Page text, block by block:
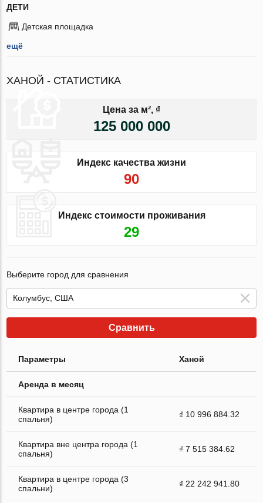
ДЕТИ
Детская площадка
ещё
ХАНОЙ - СТАТИСТИКА
Цена за м², ₫
125 000 000
Индекс качества жизни
90
Индекс стоимости проживания
29
Выберите город для сравнения
Сравнить
Параметры Ханой
Аренда в месяц
Квартира в центре города (1
спальня)
₫ 10 996 884.32
Квартира вне центра города (1
спальня)
₫ 7 515 384.62
Квартира в центре города (3
спальни)
₫ 22 242 941.80